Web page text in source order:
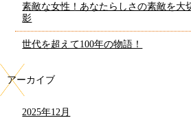
素敵な女性！あなたらしさの素敵を大
影
世代を超えて100年の物語！
アーカイブ
2025年12月